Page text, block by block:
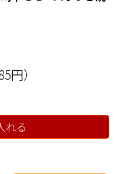
円）
れる